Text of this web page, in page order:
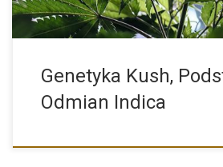
Genetyka Kush,
Odmian Indica